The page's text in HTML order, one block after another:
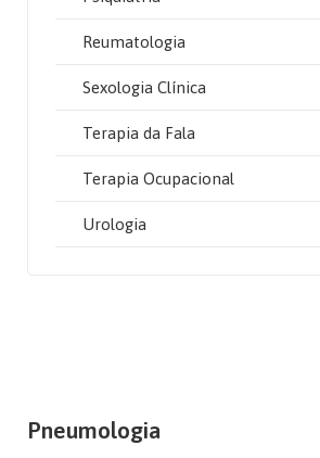
Reumatologia
Sexologia Clínica
Terapia da Fala
Terapia Ocupacional
Urologia
Pneumologia